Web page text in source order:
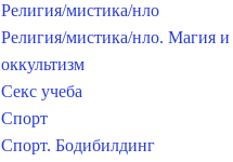
Религия/мистика/нло
Религия/мистика/нло. Магия и
оккультизм
Секс учеба
Спорт
Спорт. Бодибилдинг